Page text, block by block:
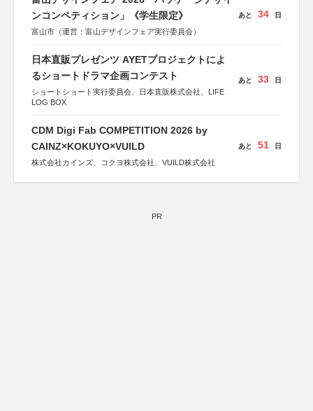
ンコンペティション」《学生限定》
富山市（運営：富山デザインフェア実行委員会）
あと 34 日
日本直販プレゼンツ AYETプロジェクトによ
るショートドラマ企画コンテスト
ショートショート実行委員会、日本直販株式会社、LIFE
LOG BOX
あと 33 日
CDM Digi Fab COMPETITION 2026 by
CAINZ×KOKUYO×VUILD
株式会社カインズ、コクヨ株式会社、VUILD株式会社
あと 51 日
PR